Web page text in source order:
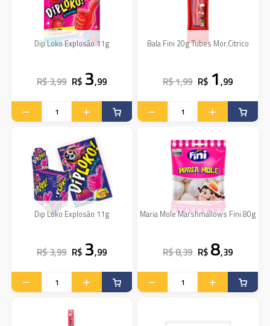
Dip Loko Explosão 11g
R$ 3,99 R$ 3,99
Bala Fini 20g Tubes Mor.Citrico
R$ 1,99 R$ 1,99
Dip Loko Explosão 11g
R$ 3,99 R$ 3,99
Maria Mole Marshmallows Fini 80g
R$ 8,39 R$ 8,39